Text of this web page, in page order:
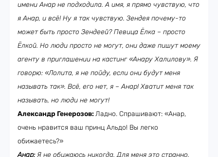
имени Анар не подходила. А имя, я прямо чувствую, что
я Анар, и всё! Ну я так чувствую. Зендея почему-то
может быть просто Зендеей? Певица Ёлка – просто
Ёлкой. Но люди просто не могут, они даже пишут моему
агенту в приглашении на кастинг «Анару Халилову». Я
говорю: «Лолита, я не пойду, если они будут меня
называть так». Всё, его нет, я – Анар! Хватит меня так
называть, но люди не могут!
Александр Генерозов:Ладно. Спрашивают: «Анар,
очень нравится ваш принц Альдо! Вы легко
обижаетесь?»
Анар:Я не обижаюсь никогда. Для меня это странно.